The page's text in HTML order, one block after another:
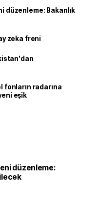
düzenleme: Bakanlık
zeka freni
fonların radarına
eşik
düzenleme: